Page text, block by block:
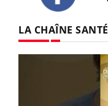
LA CHAÎNE SANTÉ